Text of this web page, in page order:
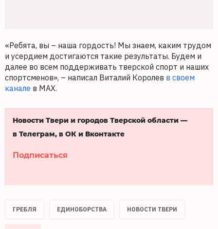
«Ребята, вы – наша гордость! Мы знаем, каким трудом
и усердием достигаются такие результаты. Будем и
далее во всем поддерживать тверской спорт и наших
спортсменов», – написал Виталий Королев в своем
канале в MAX.
Новости Твери и городов Тверской области —
в Телеграм, в ОК и Вконтакте
Подписаться
ГРЕБЛЯ ЕДИНОБОРСТВА НОВОСТИ ТВЕРИ